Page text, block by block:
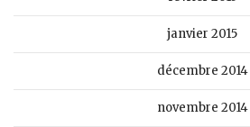
janvier 2015
décembre 2014
novembre 2014